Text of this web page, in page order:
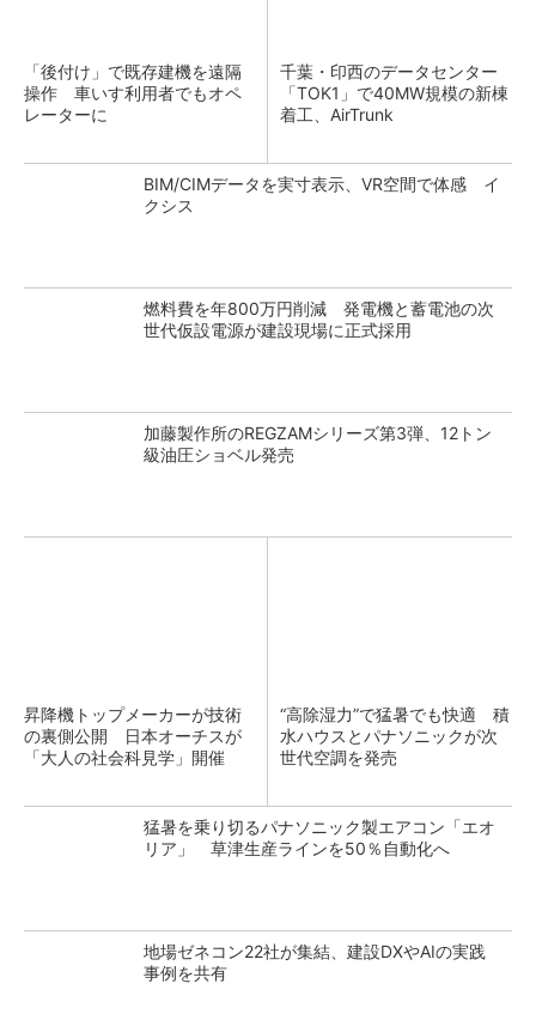
「後付け」で既存建機を遠隔
操作 車いす利用者でもオペ
レーターに
千葉・印西のデータセンター
「TOK1」で40MW規模の新棟
着工、AirTrunk
BIM/CIMデータを実寸表示、VR空間で体感 イ
クシス
燃料費を年800万円削減 発電機と蓄電池の次
世代仮設電源が建設現場に正式採用
加藤製作所のREGZAMシリーズ第3弾、12トン
級油圧ショベル発売
昇降機トップメーカーが技術
の裏側公開 日本オーチスが
「大人の社会科見学」開催
“高除湿力”で猛暑でも快適 積
水ハウスとパナソニックが次
世代空調を発売
猛暑を乗り切るパナソニック製エアコン「エオ
リア」 草津生産ラインを50％自動化へ
地場ゼネコン22社が集結、建設DXやAIの実践
事例を共有